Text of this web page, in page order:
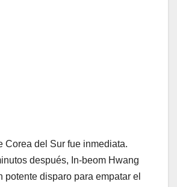
Corea del Sur fue inmediata.
después, In-beom Hwang
potente disparo para empatar el